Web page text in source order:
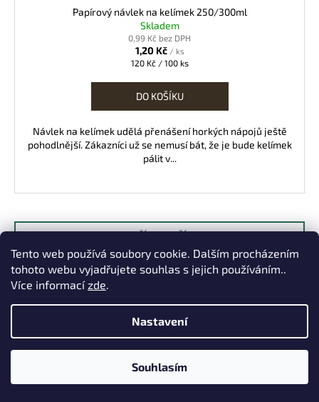
Tento web používá soubory cookie. Dalším procházením
tohoto webu vyjadřujete souhlas s jejich používáním..
Více informacízde.
Nastavení
Souhlasím
Papírový návlek na kelímek 250/300ml
Skladem
0,99 Kč bez DPH
1,20 Kč / ks
Měrná
120 Kč / 100 ks
DO KOŠÍKU
Návlek na kelímek udělá přenášení horkých nápojů ještě
pohodlnější. Zákazníci už se nemusí bát, že je bude kelímek
pálit v...
O
l
á
d
c
í
NAČÍST DALŠÍ 3
S
t
n
k
o
v
á
2
NAHORU